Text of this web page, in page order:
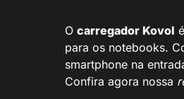
O carregador Kovol
para os notebooks.
smartphone na
Confira agora nossa